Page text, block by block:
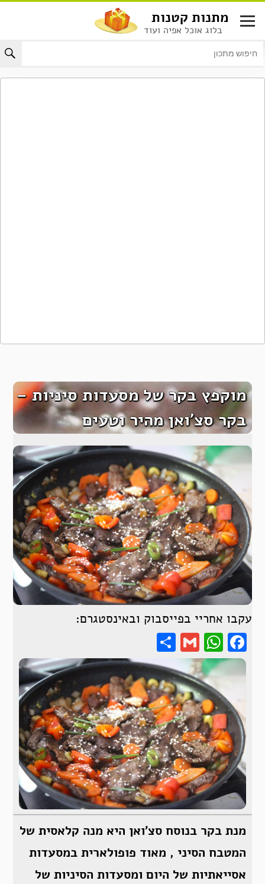
לתוכן
מתנות קטנות
בלוג אוכל אפיה ועוד
מוקפץ בקר של מסעדות סיניות –
בקר סצ’ואן מהיר וטעים
עקבו אחריי בפייסבוק ובאינסטגרם:
Facebook
WhatsApp
Gmail
מנת בקר בנוסח סצ’ואן היא מנה קלאסית של
המטבח הסיני , מאוד פופולארית במסעדות
אסייאתיות של היום ומסעדות הסיניות של